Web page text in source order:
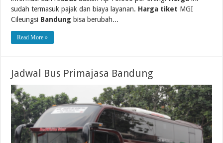
sudah termasuk pajak dan biaya layanan. Harga tiket MGI
Cileungsi Bandung bisa berubah...
Read More »
Jadwal Bus Primajasa Bandung